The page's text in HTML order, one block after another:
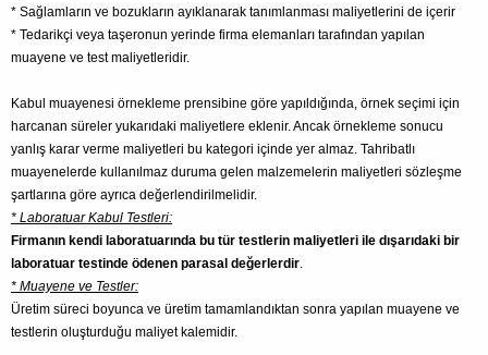
* Sağlamların ve bozukların ayıklanarak tanımlanması maliyetlerini de içerir
* Tedarikçi veya taşeronun yerinde firma elemanları tarafından yapılan
muayene ve test maliyetleridir.
Kabul muayenesi örnekleme prensibine göre yapıldığında, örnek seçimi için
harcanan süreler yukarıdaki maliyetlere eklenir. Ancak örnekleme sonucu
yanlış karar verme maliyetleri bu kategori içinde yer almaz. Tahribatlı
muayenelerde kullanılmaz duruma gelen malzemelerin maliyetleri sözleşme
şartlarına göre ayrıca değerlendirilmelidir.
* Laboratuar Kabul Testleri:
Firmanın kendi laboratuarında bu tür testlerin maliyetleri ile dışarıdaki bir
laboratuar testinde ödenen parasal değerlerdir
* Muayene ve Testler:
Üretim süreci boyunca ve üretim tamamlandıktan sonra yapılan muayene ve
testlerin oluşturduğu maliyet kalemidir.